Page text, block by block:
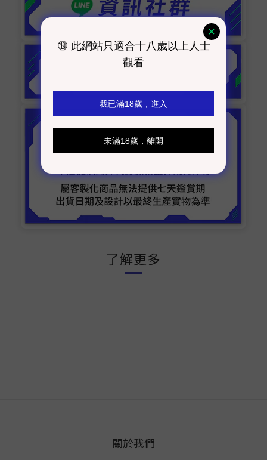
了解更多
關於我們